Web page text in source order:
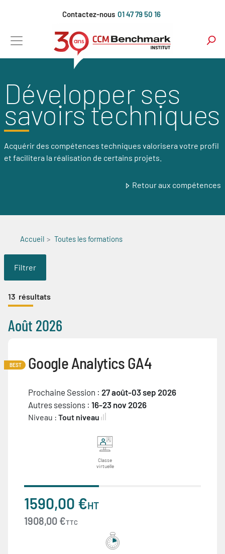
principal
Contactez-nous 01 47 79 50 16
Développer ses
savoirs techniques
Acquérir des compétences techniques valorisera votre profil
et facilitera la réalisation de certains projets.
Retour aux compétences
Accueil Toutes les formations
Filtrer
13 résultats
Août 2026
BEST Google Analytics GA4
Prochaine Session : 27 août-03 sep 2026
Autres sessions : 16-23 nov 2026
Niveau : Tout niveau
Classe
virtuelle
1590,00 €HT
1908,00 €TTC